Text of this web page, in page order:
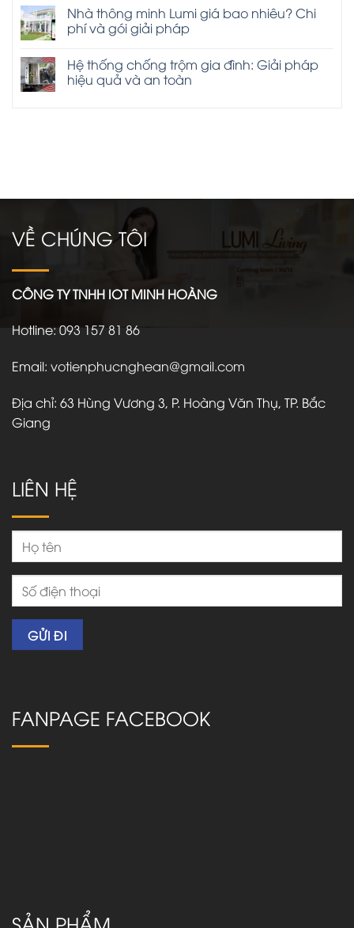
Nhà thông minh Lumi giá bao nhiêu? Chi
phí và gói giải pháp
Hệ thống chống trộm gia đình: Giải pháp
hiệu quả và an toàn
VỀ CHÚNG TÔI
CÔNG TY TNHH IOT MINH HOÀNG
Hotline:093 157 81 86
Email: votienphucnghean@gmail.com
Địa chỉ: 63 Hùng Vương 3, P. Hoàng Văn Thụ, TP. Bắc
Giang
LIÊN HỆ
FANPAGE FACEBOOK